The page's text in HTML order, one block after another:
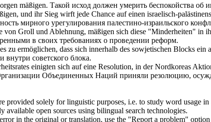
mäßigen. Такой исход должен умерить беспокойства об
, und ihr Sieg wirft jede Chance auf einen israelisch-
мирного урегулирования палестино-израильского
von Groll und Ablehnung, mäßigen sich diese "Minderheiten" in
в своих требованиях о проведении реформ.
zu ermöglichen, dass sich innerhalb des sowjetischen Blocks
внутри советского блока.
einigten sich auf eine Resolution, in der Nordkoreas
Объединенных Наций приняли резолюцию,
provided solely for linguistic purposes, i.e. to study word usage
open sources using bilingual search technologies.
in the original or translation, use the "Report a problem"